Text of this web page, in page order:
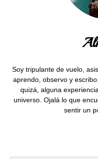
Soy tripulante de vuelo,
aprendo, observo y
quizá, alguna
universo. Ojalá lo que
sentir un